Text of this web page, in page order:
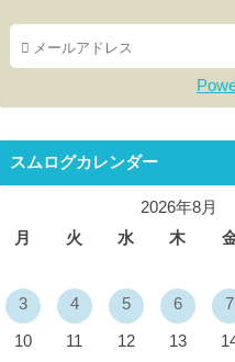
スムログカレンダー
2026年8月
月
火 水 木
3 4 5 6 7
10 11 12 13